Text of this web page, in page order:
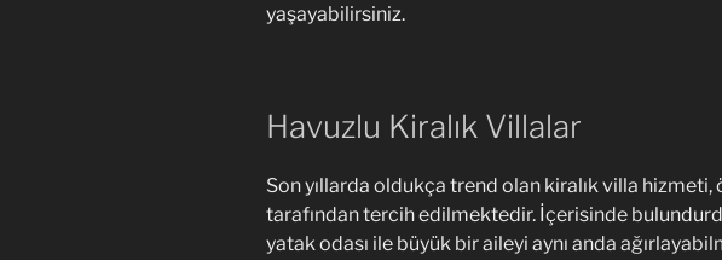
yaşayabilirsiniz.
Havuzlu Kiralık Villalar
Son yıllarda oldukça trend olan kiralık villa
tarafından tercih edilmektedir. İçerisinde
yatak odası ile büyük bir aileyi aynı anda